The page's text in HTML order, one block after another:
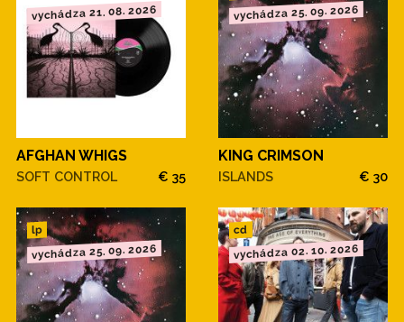
vychádza 21. 08. 2026
AFGHAN WHIGS
SOFT CONTROL € 35
vychádza 25. 09. 2026
KING CRIMSON
ISLANDS € 30
lp
vychádza 25. 09. 2026
cd
vychádza 02. 10. 2026